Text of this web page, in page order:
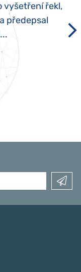
vyšetření řekl,
předepsal